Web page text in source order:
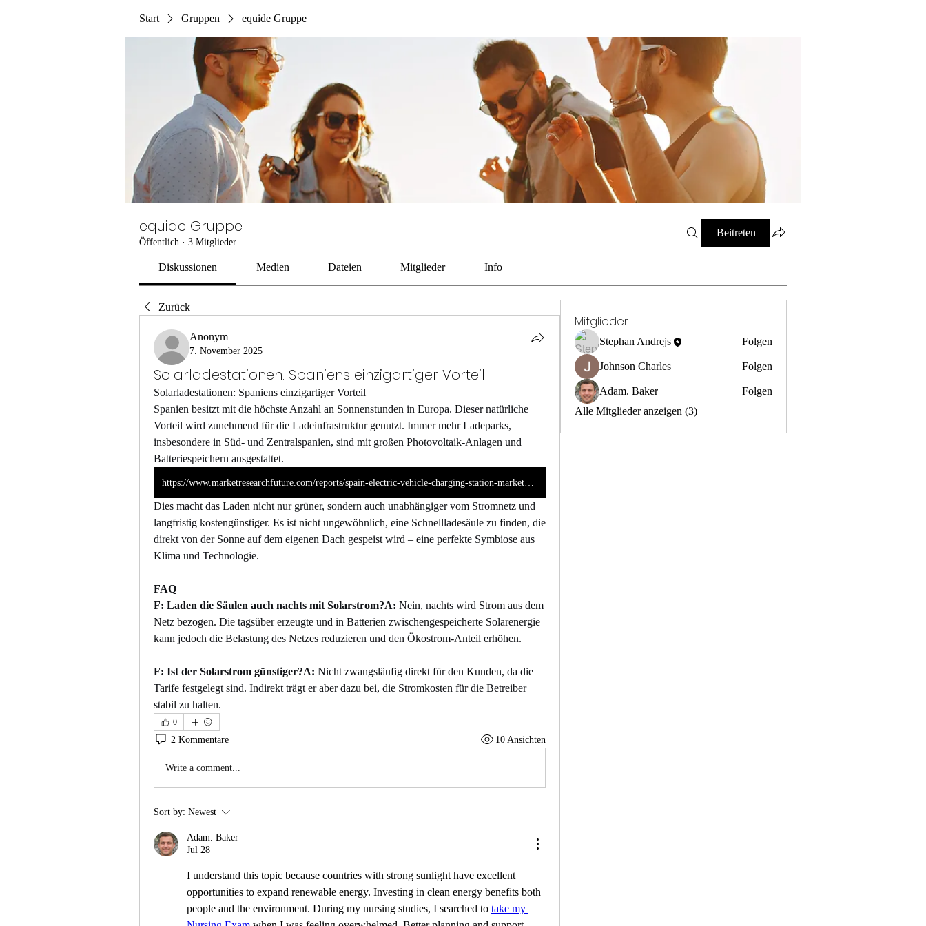
Start Gruppen equide Gruppe
equide Gruppe
Öffentlich · 3 Mitglieder
Beitreten
Diskussionen Medien Dateien Mitglieder Info
Zurück
Anonym
7. November 2025
Solarladestationen: Spaniens einzigartiger Vorteil
Solarladestationen: Spaniens einzigartiger Vorteil
Spanien besitzt mit die höchste Anzahl an Sonnenstunden in Europa. Dieser natürliche
Vorteil wird zunehmend für die Ladeinfrastruktur genutzt. Immer mehr Ladeparks,
insbesondere in Süd- und Zentralspanien, sind mit großen Photovoltaik-Anlagen und
Batteriespeichern ausgestattet.
https://www.marketresearchfuture.com/reports/spain-electric-vehicle-charging-station-market-44114
Dies macht das Laden nicht nur grüner, sondern auch unabhängiger vom Stromnetz und
langfristig kostengünstiger. Es ist nicht ungewöhnlich, eine Schnellladesäule zu finden, die
direkt von der Sonne auf dem eigenen Dach gespeist wird – eine perfekte Symbiose aus
Klima und Technologie.
FAQ
F: Laden die Säulen auch nachts mit Solarstrom?A: Nein, nachts wird Strom aus dem
Netz bezogen. Die tagsüber erzeugte und in Batterien zwischengespeicherte Solarenergie
kann jedoch die Belastung des Netzes reduzieren und den Ökostrom-Anteil erhöhen.
F: Ist der Solarstrom günstiger?A: Nicht zwangsläufig direkt für den Kunden, da die
Tarife festgelegt sind. Indirekt trägt er aber dazu bei, die Stromkosten für die Betreiber
stabil zu halten.
0
2 Kommentare 10 Ansichten
Write a comment...
Sort by: Newest
Adam. Baker
Jul 28
I understand this topic because countries with strong sunlight have excellent
opportunities to expand renewable energy. Investing in clean energy benefits both
people and the environment. During my nursing studies, I searched to take my
Mitglieder
Stephan Andrejs Folgen
Johnson Charles Folgen
Adam. Baker
Folgen
Alle Mitglieder anzeigen (3)